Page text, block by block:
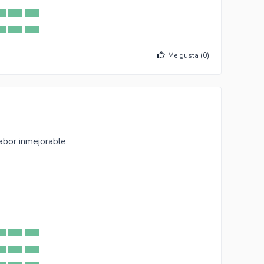
Me gusta (0)
inmejorable.